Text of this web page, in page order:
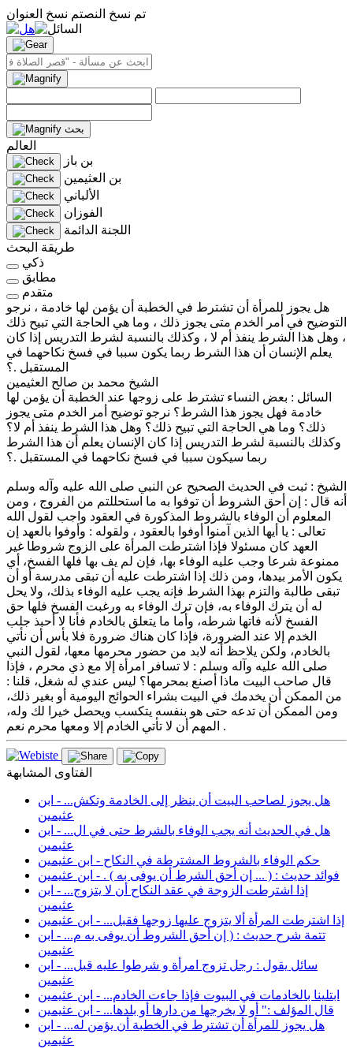
تم نسخ النصتم نسخ العنوان
بحث
العالم
بن باز
بن العثيمين
الألباني
الفوزان
اللجنة الدائمة
طريقة البحث
ذكي
مطابق
متقدم
هل يجوز للمرأة أن تشترط في الخطبة أن يؤمن لها خادمة ، نرجو
التوضيح في أمر الخدم متى يجوز ذلك ، وما هي الحاجة التي تبيح ذلك
، وهل هذا الشرط ينفذ أم لا ، وكذلك بالنسبة لشرط التدريس إذا كان
يعلم الإنسان أن هذا الشرط ربما يكون سببا في فسخ نكاحهما في
المستقبل .؟
الشيخ محمد بن صالح العثيمين
السائل : بعض النساء تشترط على زوجها عند الخطبة أن يؤمن لها
خادمة فهل يجوز هذا الشرط؟ نرجو توضيح أمر الخدم متى يجوز
ذلك؟ وما هي الحاجة التي تبيح ذلك؟ وهل هذا الشرط ينفذ أم لا؟
وكذلك بالنسبة لشرط التدريس إذا كان الإنسان يعلم أن هذا الشرط
ربما سيكون سببا في فسخ نكاحهما في المستقبل .؟
الشيخ : ثبت في الحديث الصحيح عن النبي صلى الله عليه وآله وسلم
أنه قال : إن أحق الشروط أن توفوا به ما استحللتم من الفروج ، ومن
المعلوم أن الوفاء بالشروط المذكورة في العقود واجب لقول الله
تعالى : يا أيها الذين آمنوا أوفوا بالعقود ، ولقوله : وأوفوا بالعهد إن
العهد كان مسئولا فإذا اشترطت المرأة على الزوج شروطا غير
ممنوعة شرعا وجب عليه الوفاء بها، فإن لم يف بها فلها الفسخ، أي
يكون الأمر بيدها، ومن ذلك إذا اشترطت عليه أن تبقى مدرسة أو أن
تبقى طالبة والتزم بهذا الشرط فإنه يجب عليه الوفاء بذلك، ولا يحل
له أن يترك الوفاء به، فإن ترك الوفاء به ورغبت الفسخ فلها حق
الفسخ لأنه فاتها شرطه، وأما ما يتعلق بالخادم فأنا لا أحبذ جلب
الخدم إلا عند الضرورة، فإذا كان هناك ضرورة فلا بأس أن نأتي
بالخادم، ولكن يلاحظ أنه لابد من حضور محرمها معها، لقول النبي
صلى الله عليه وآله وسلم : لا تسافر امرأة إلا مع ذي محرم ، فإذا
قال صاحب البيت ماذا أصنع بمحرمها؟ ليس عندي له شغل، قلنا :
من الممكن أن يخدمك في البيت بشراء الحوائج اليومية أو بغير ذلك،
ومن الممكن أن تدعه حتى هو بنفسه يتكسب ويحصل خيرا لك وله،
المهم أن لا تأتي الخادم إلا ومعها محرم نعم .
الفتاوى المشابهة
هل يجوز لصاحب البيت أن ينظر إلى الخادمة وتكش... - ابن
عثيمين
هل في الحديث أنه يجب الوفاء بالشرط حتى في ال... - ابن
عثيمين
حكم الوفاء بالشروط المشترطة في النكاح - ابن عثيمين
فوائد حديث : ( ... إن أحق الشرط أن يوفى به ) . - ابن عثيمين
إذا اشترطت الزوجة في عقد النكاح أن لا يتزوج... - ابن
عثيمين
إذا اشترطت المرأة ألا يتزوج عليها زوجها فقبل... - ابن عثيمين
تتمة شرح حديث : ( إن أحق الشروط أن يوفى به م... - ابن
عثيمين
سائل يقول : رجل تزوج امرأة و شرطوا عليه قبل... - ابن
عثيمين
ابتلينا بالخادمات في البيوت فإذا جاءت الخادم... - ابن عثيمين
قال المؤلف :" أو لا يخرجها من دارها أو بلدها... - ابن عثيمين
هل يجوز للمرأة أن تشترط في الخطبة أن يؤمن له... - ابن
عثيمين